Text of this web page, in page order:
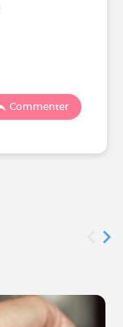
Commenter